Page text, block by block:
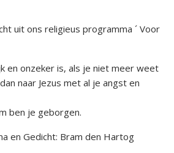
uit ons religieus programma ´ Voor
en onzeker is, als je niet meer weet
naar Jezus met al je angst en
ben je geborgen.
en Gedicht: Bram den Hartog